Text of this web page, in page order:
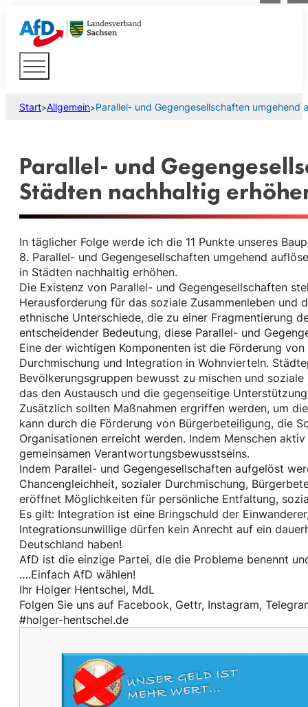
Start>Allgemein>Parallel- und Gegengesellschaften umgehend
Parallel- und
Städten nachhaltig
In täglicher Folge werde ich die 11 Punkte unseres
8. Parallel- und Gegengesellschaften umgehend
in Städten nachhaltig erhöhen.
Die Existenz von Parallel- und Gegengesellschaften
Herausforderung für das soziale Zusammenleben
ethnische Unterschiede, die zu einer Fragmentierung
entscheidender Bedeutung, diese Parallel- und
Eine der wichtigen Komponenten ist die Förderung
Durchmischung und Integration in Wohnvierteln.
Bevölkerungsgruppen bewusst zu mischen und
das den Austausch und die gegenseitige
Zusätzlich sollten Maßnahmen ergriffen werden, um
kann durch die Förderung von Bürgerbeteiligung, die
Organisationen erreicht werden. Indem Menschen
gemeinsamen Verantwortungsbewusstseins.
Indem Parallel- und Gegengesellschaften aufgelöst
Chancengleichheit, sozialer Durchmischung,
eröffnet Möglichkeiten für persönliche Entfaltung,
Es gilt: Integration ist eine Bringschuld der
Integrationsunwillige dürfen kein Anrecht auf ein
Deutschland haben!
AfD ist die einzige Partei, die die Probleme benennt
….Einfach AfD wählen!
Ihr Holger Hentschel, MdL
Folgen Sie uns auf Facebook, Gettr, Instagram,
#holger-hentschel.de